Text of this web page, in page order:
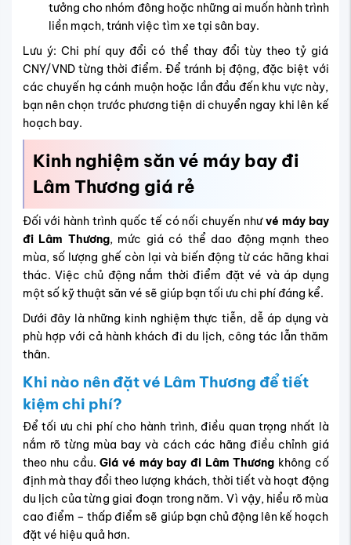
tưởng cho nhóm đông hoặc những ai muốn hành trình
liền mạch, tránh việc tìm xe tại sân bay.
Lưu ý: Chi phí quy đổi có thể thay đổi tùy theo tỷ giá
CNY/VND từng thời điểm. Để tránh bị động, đặc biệt với
các chuyến hạ cánh muộn hoặc lần đầu đến khu vực này,
bạn nên chọn trước phương tiện di chuyển ngay khi lên kế
hoạch bay.
Kinh nghiệm săn vé máy bay đi
Lâm Thương giá rẻ
Đối với hành trình quốc tế có nối chuyến nhưvé máy bay
đi Lâm Thương, mức giá có thể dao động mạnh theo
mùa, số lượng ghế còn lại và biến động từ các hãng khai
thác. Việc chủ động nắm thời điểm đặt vé và áp dụng
một số kỹ thuật săn vé sẽ giúp bạn tối ưu chi phí đáng kể.
Dưới đây là những kinh nghiệm thực tiễn, dễ áp dụng và
phù hợp với cả hành khách đi du lịch, công tác lẫn thăm
thân.
Khi nào nên đặt vé Lâm Thương để tiết
kiệm chi phí?
Để tối ưu chi phí cho hành trình, điều quan trọng nhất là
nắm rõ từng mùa bay và cách các hãng điều chỉnh giá
theo nhu cầu.Giávé máy bay đi Lâm Thương không cố
định mà thay đổi theo lượng khách, thời tiết và hoạt động
du lịch của từng giai đoạn trong năm. Vì vậy, hiểu rõ mùa
cao điểm – thấp điểm sẽ giúp bạn chủ động lên kế hoạch
đặt vé hiệu quả hơn.